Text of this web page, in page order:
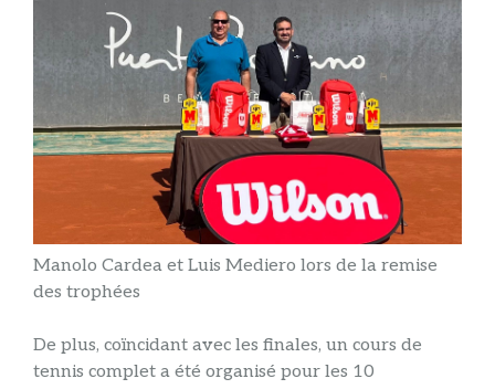
Manolo Cardea et Luis Mediero lors de la remise
des trophées
De plus, coïncidant avec les finales, un cours de
tennis complet a été organisé pour les 10